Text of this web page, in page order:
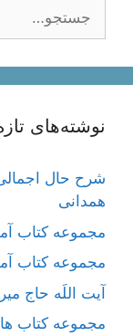
نوشته‌های
شرح حال
همدانی
مجموعه کتاب
مجموعه کتاب
آیت اللَه حاج
مجموعه کتاب